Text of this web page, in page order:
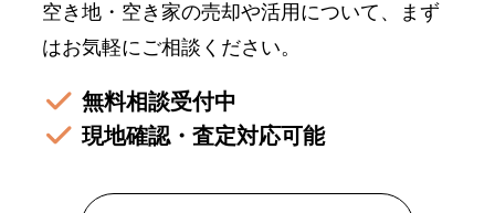
空き地・空き家の売却や活用について、まず
はお気軽にご相談ください。
無料相談受付中
現地確認・査定対応可能